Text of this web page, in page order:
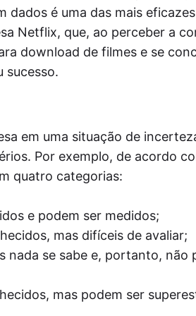
dados é uma das mais
Netflix, que, ao perceber a
download de filmes e se
sucesso.
em uma situação de
Por exemplo, de acordo
quatro categorias:
e podem ser medidos;
mas difíceis de avaliar;
nada se sabe e, portanto, não
mas podem ser